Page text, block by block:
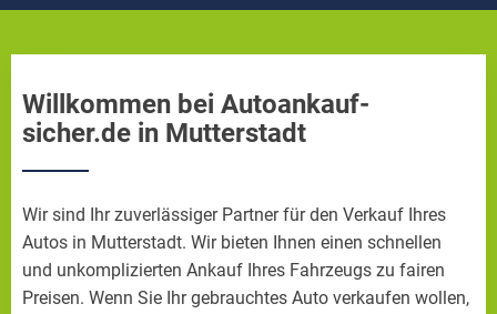
Willkommen bei Autoankauf-
sicher.de in Mutterstadt
Wir sind Ihr zuverlässiger Partner für den Verkauf Ihres
Autos in Mutterstadt. Wir bieten Ihnen einen schnellen
und unkomplizierten Ankauf Ihres Fahrzeugs zu fairen
Preisen. Wenn Sie Ihr gebrauchtes Auto verkaufen wollen,